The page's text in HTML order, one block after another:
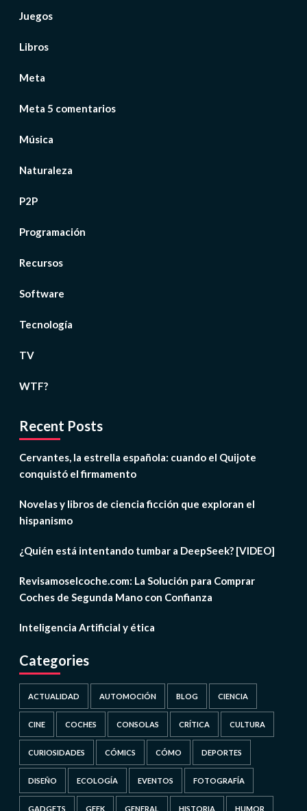
Juegos
Libros
Meta
Meta 5 comentarios
Música
Naturaleza
P2P
Programación
Recursos
Software
Tecnología
TV
WTF?
Recent Posts
Cervantes, la estrella española: cuando el Quijote
conquistó el firmamento
Novelas y libros de ciencia ficción que exploran el
hispanismo
¿Quién está intentando tumbar a DeepSeek? [VIDEO]
Revisamoselcoche.com: La Solución para Comprar
Coches de Segunda Mano con Confianza
Inteligencia Artificial y ética
Categories
ACTUALIDAD AUTOMOCIÓN BLOG CIENCIA
CINE COCHES CONSOLAS CRÍTICA CULTURA
CURIOSIDADES CÓMICS CÓMO DEPORTES
DISEÑO ECOLOGÍA EVENTOS FOTOGRAFÍA
GADGETS GEEK GENERAL HISTORIA HUMOR